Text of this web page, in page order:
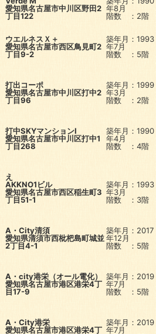
愛知県名古屋市中川区野田2
丁目122
年8月
階数 ：2階
ウエルネスＸ＋
愛知県名古屋市西区鳥見町2
丁目9-2
築年月：1993
年7月
階数 ：5階
打出コーポ
愛知県名古屋市中川区打中2
丁目96
築年月：1999
年3月
階数 ：2階
打中SKYマンションⅠ
愛知県名古屋市中川区打中1
丁目268
築年月：1990
年4月
階数 ：4階
え
AKKNO1ビル
愛知県名古屋市西区稲生町3
丁目51-1
築年月：1993
年3月
階数 ：3階
A・City清須
愛知県清須市西枇杷島町城並
2丁目4-1
築年月：2017
年12月
階数 ：5階
A・city港栄（オール電化）
愛知県名古屋市港区港栄4丁
目17-9
築年月：2019
年7月
階数 ：5階
A・City港栄
愛知県名古屋市港区港栄4丁
築年月：2019
年7月